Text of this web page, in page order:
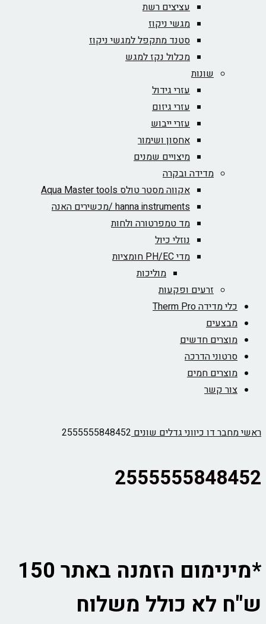
עציצים רשת
מגשי ניקוז
סטנד מתקפל למגשי ניקוז
מכלול נקז למגש
שונות
עזרי גידול
עזרי גיזום
עזרי ייבוש
אחסון ושימור
מיצויים שמנים
מדידה ובקרה
אקווה מסטר טולס Aqua Master tools
hanna instruments /מכשירים האנה
מד טמפרטורה ולחות
נוזלי כיול
מדי PH/EC חומציות
מוליכות
זרעים ופקעות
כלי מדידה Therm Pro
מבצעים
מוצרים חדשים
סרטוני הדרכה
מוצרים חמים
צור קשר
ראשימחבר דו כיווני גדלים שונים 2555555848452
2555555848452
*מינימום הזמנה באתר 150
ש"ח לא כולל משלוח